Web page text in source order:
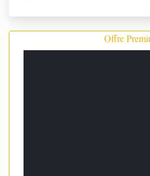
Offre